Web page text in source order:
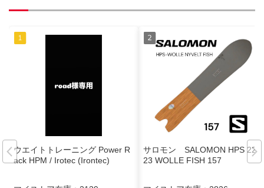
ウエイトトレーニング Power R
ack HPM / Irotec (Irontec)
サロモン SALOMON HPS 22-
23 WOLLE FISH 157